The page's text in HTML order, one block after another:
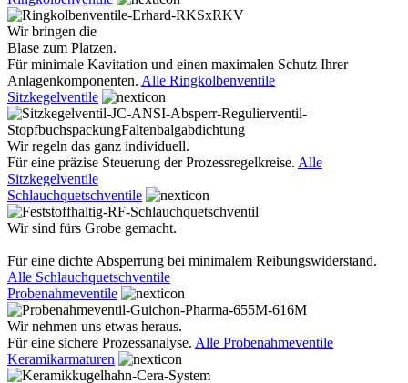
Wir bringen die
Blase zum Platzen.
Für minimale Kavitation und einen maximalen Schutz Ihrer
Anlagenkomponenten. Alle Ringkolbenventile
Sitzkegelventile
Wir regeln das ganz individuell.
Für eine präzise Steuerung der Prozessregelkreise. Alle
Sitzkegelventile
Schlauchquetschventile
Wir sind fürs Grobe gemacht.
Für eine dichte Absperrung bei minimalem Reibungswiderstand.
Alle Schlauchquetschventile
Probenahmeventile
Wir nehmen uns etwas heraus.
Für eine sichere Prozessanalyse. Alle Probenahmeventile
Keramikarmaturen